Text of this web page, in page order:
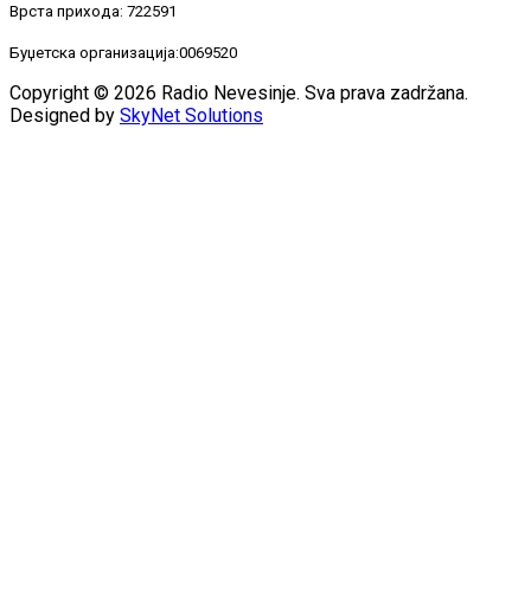
Врста прихода: 722591
Буџетска организација:0069520
Copyright © 2026 Radio Nevesinje. Sva prava zadržana.
Designed by SkyNet Solutions